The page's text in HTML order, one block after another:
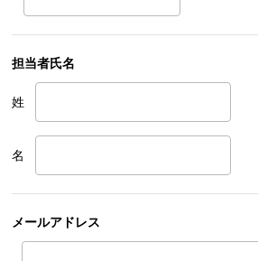
担当者氏名
姓
名
メールアドレス